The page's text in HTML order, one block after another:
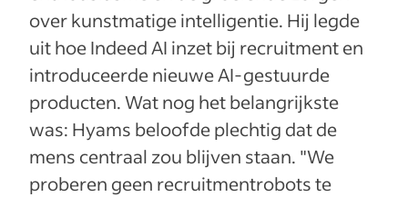
over kunstmatige intelligentie. Hij legde
uit hoe Indeed AI inzet bij recruitment en
introduceerde nieuwe AI-gestuurde
producten. Wat nog het belangrijkste
was: Hyams beloofde plechtig dat de
mens centraal zou blijven staan. "We
proberen geen recruitmentrobots te